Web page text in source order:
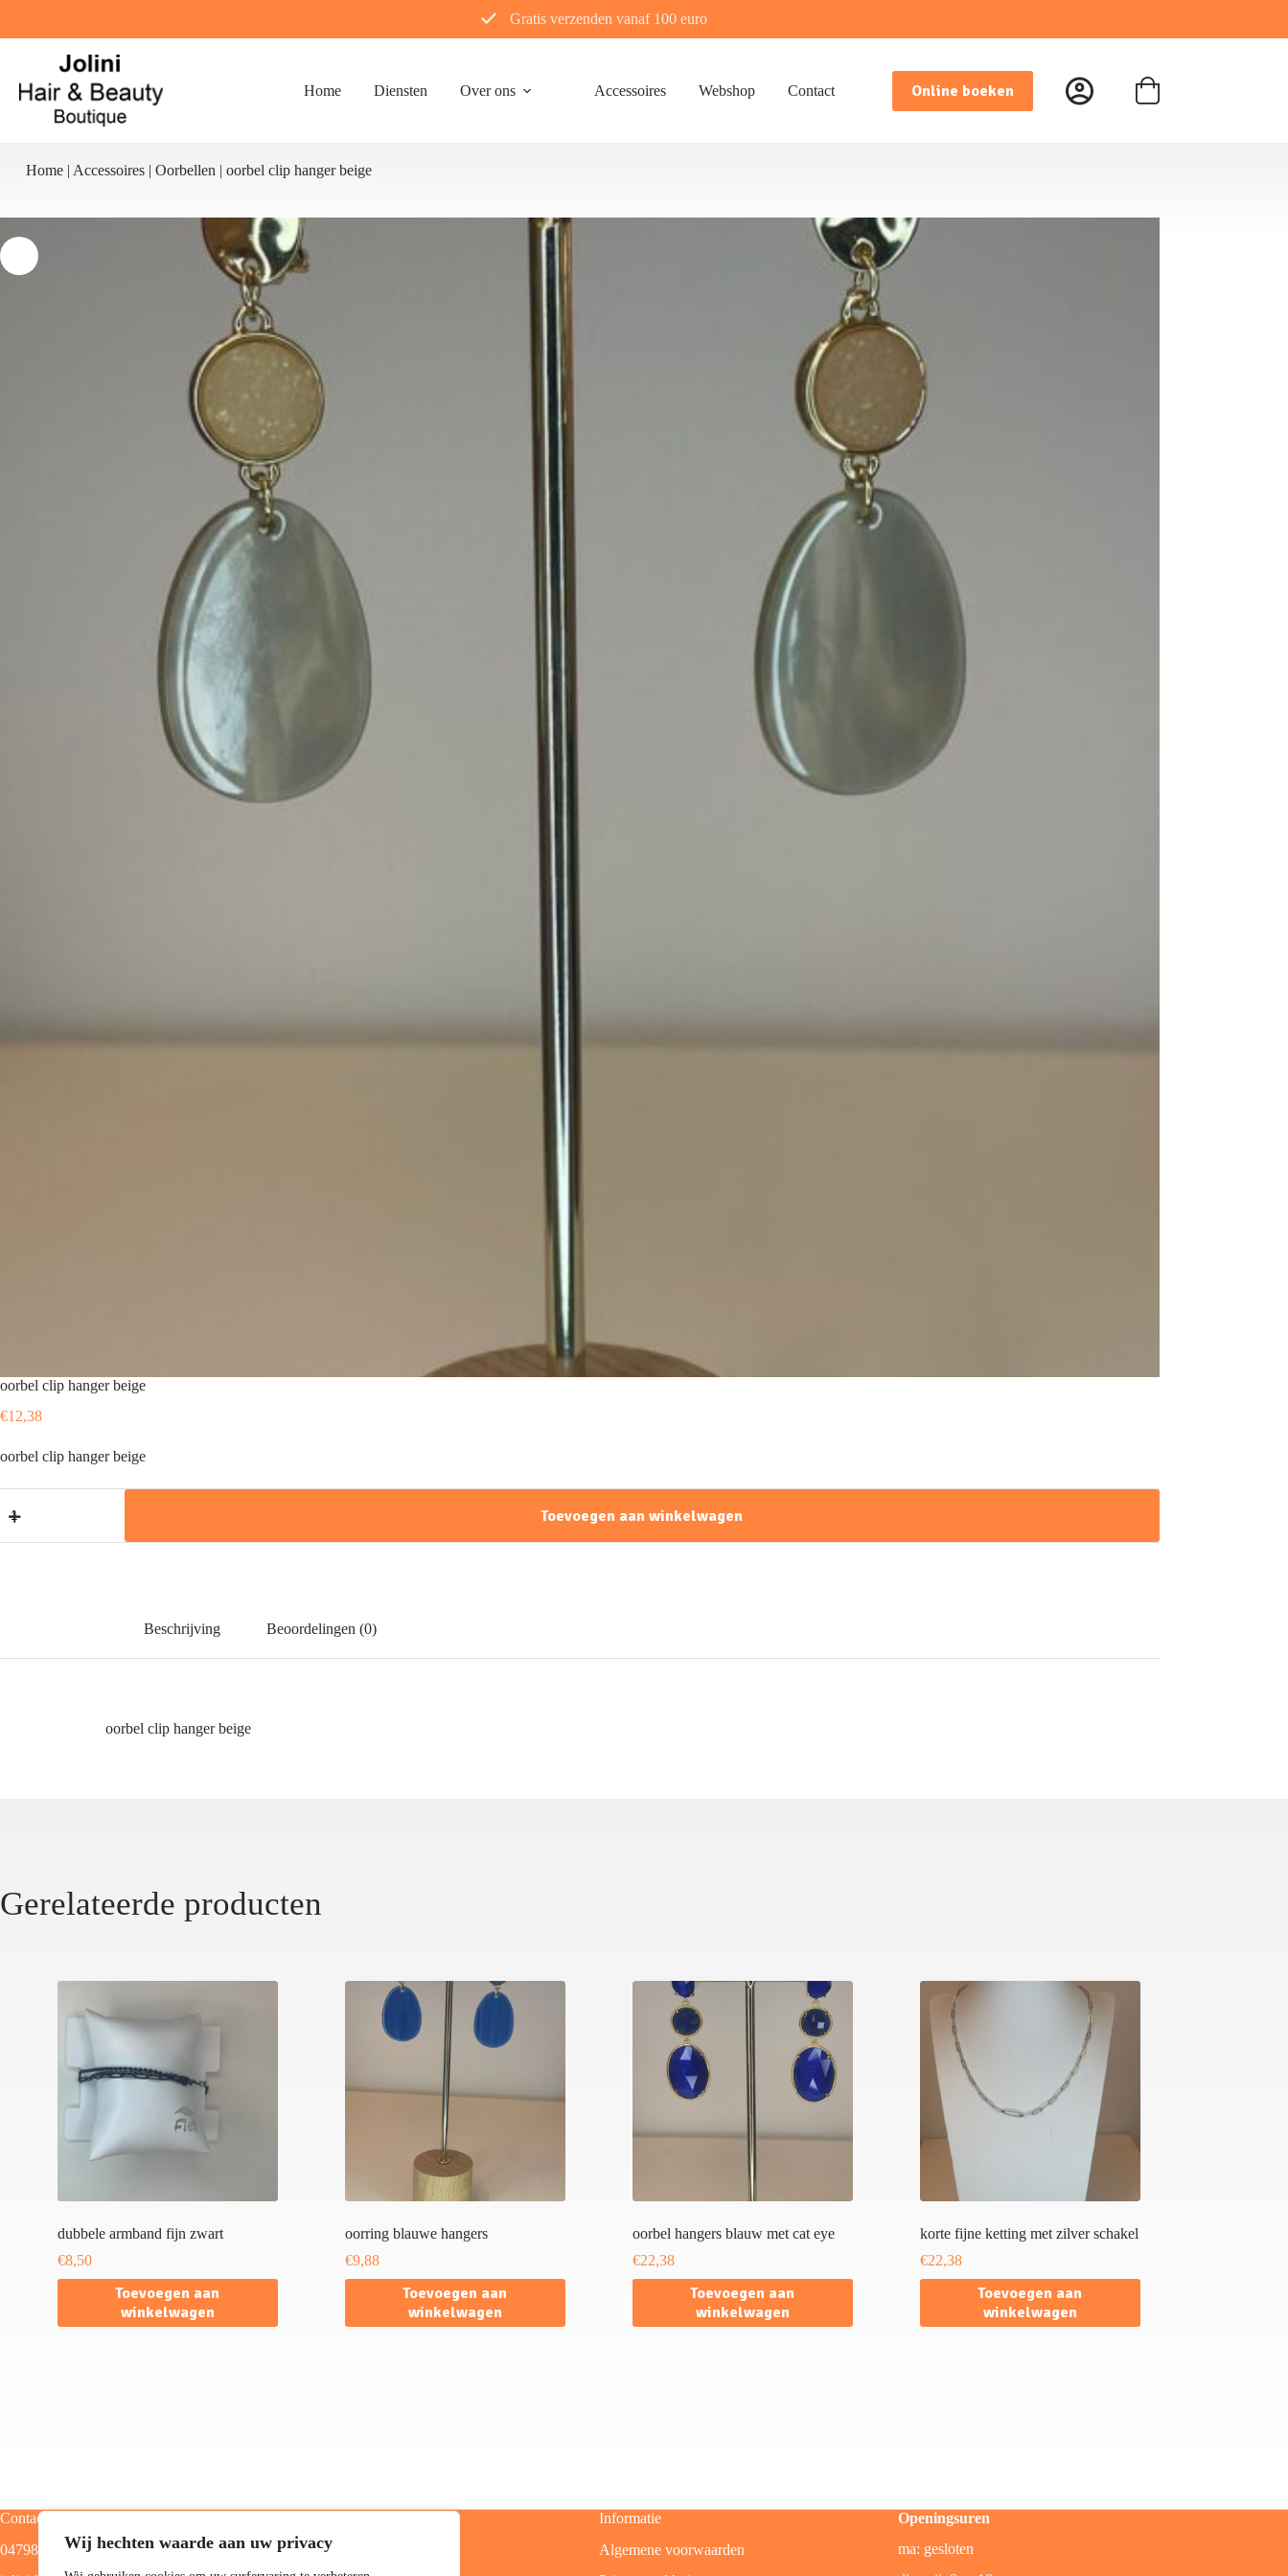
Wij hechten waarde aan uw privacy
de
Gratis verzenden vanaf 100 euro
Home Diensten Over ons Accessoires Webshop Contact Online boeken Winkelwagen
Home | Accessoires | Oorbellen | oorbel clip hanger beige
oorbel clip hanger beige
€12,38
oorbel clip hanger beige
clip
beige
Toevoegen aan winkelwagen
Beschrijving Beoordelingen (0)
oorbel clip hanger beige
Gerelateerde producten
dubbele armband fijn zwart
€8,50
Toevoegen aan
winkelwagen
oorring blauwe hangers
€9,88
Toevoegen aan
winkelwagen
oorbel hangers blauw met cat eye
€22,38
Toevoegen aan
winkelwagen
korte fijne ketting met zilver schakel
€22,38
Toevoegen aan
winkelwagen
Contact
0479805129
Home
Informatie
Algemene voorwaarden
Openingsuren
ma: gesloten